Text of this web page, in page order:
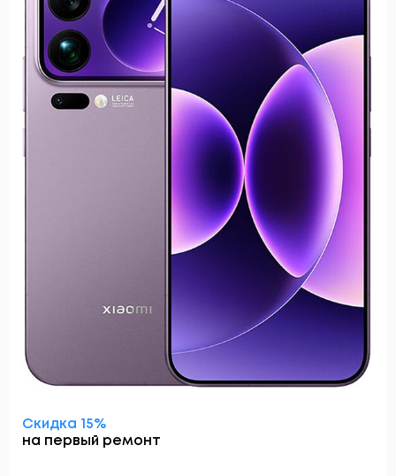
Скидка 15%
на первый ремонт